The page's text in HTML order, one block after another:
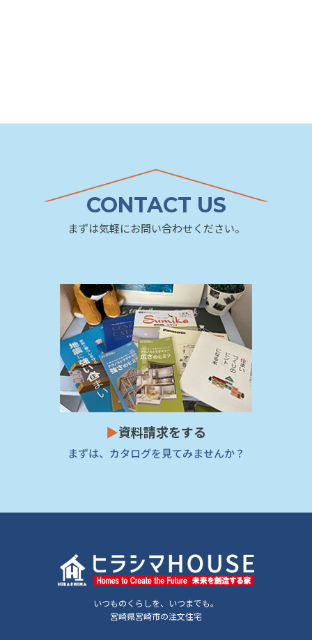
CONTACT US
まずは気軽にお問い合わせください。
▶資料請求をする
まずは、カタログを見てみませんか？
いつものくらしを、いつまでも。
宮崎県宮崎市の注文住宅